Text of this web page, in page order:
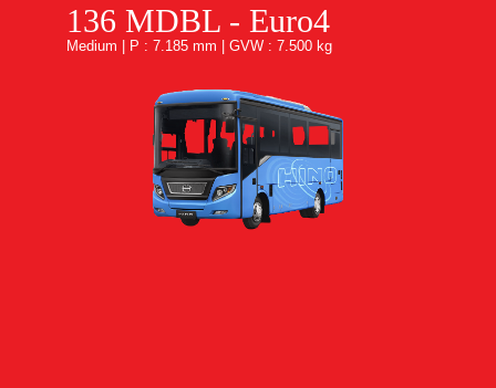
136 MDBL - Euro4
Medium | P : 7.185 mm | GVW : 7.500 kg